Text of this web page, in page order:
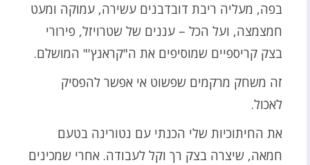
בפה, מעליה ריבת דובדבנים עשירה, עמוקה ומעט
חמצמצה, ועל הכל – עננים של שטרויזל, פירורי
בצק קריספיים שמוסיפים את ה"קראנץ'" המושלם.
זה משחק מרקמים שפשוט אי אפשר להפסיק
לאכול.
את החיתוכיות שלי הכנתי עם נטורינה בטעם
חמאה, שיצרה בצק רך וקל לעבודה. אחרי שמכינים